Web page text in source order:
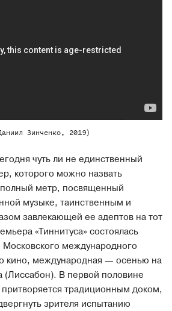
Зинченко, 2019)
чуть ли не единственный
которого можно назвать
метр, посвященный
музыке, таинственным и
завлекающей ее адептов на тот
«Тиннитуса» состоялась
международного
кино, международная — осенью на
(Лиссабон). В первой половине
традиционным доком,
зрителя испытанию